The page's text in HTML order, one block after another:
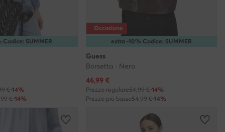
Codice: SUMMER
€-14%
€-14%
extra -10% Codice: SUMMER
Occasione
Guess
Borsetta · Nero
Prezzo attuale
46,99 €
Prezzo regolare54,99 €-14%
Prezzo più basso54,99 €-14%